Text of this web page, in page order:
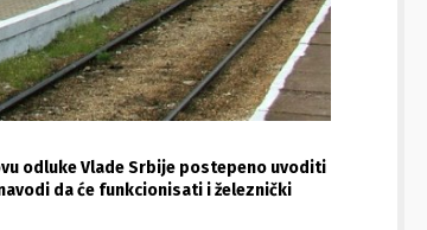
odluke Vlade Srbije postepeno uvoditi
da će funkcionisati i železnički